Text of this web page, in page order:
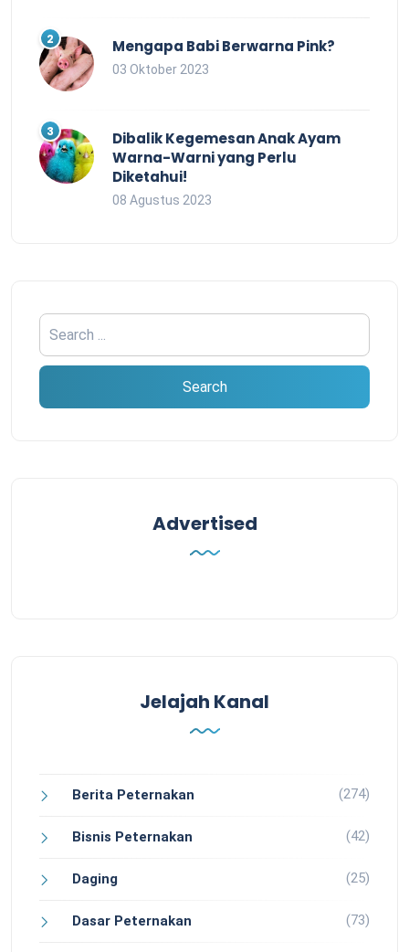
Mengapa Babi Berwarna Pink?
03 Oktober 2023
Dibalik Kegemesan Anak Ayam
Warna-Warni yang Perlu
Diketahui!
08 Agustus 2023
Advertised
Jelajah Kanal
Berita Peternakan (274)
Bisnis Peternakan (42)
Daging (25)
Dasar Peternakan (73)